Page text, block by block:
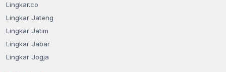
Lingkar.co
Lingkar Jateng
Lingkar Jatim
Lingkar Jabar
Lingkar Jogja